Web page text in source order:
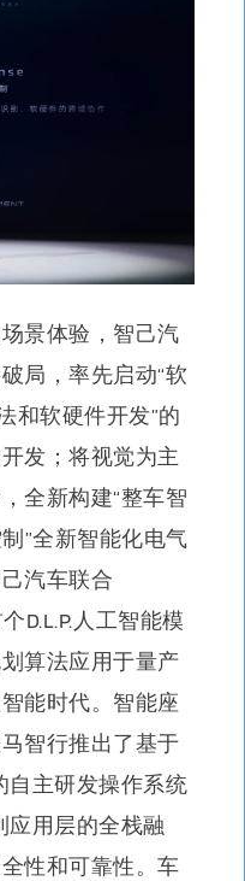
景体验， 智己汽
局，率先启动“软
和软硬件开发”的
发 ；将视觉为主
全新构建“整车智
”全新智能化电气
汽车联合
D.L.P.人工智能模
算法应用于量产
能时代。智能座
智行推出了基于
自主研发操作系统
应用层的全栈融
性和可靠性。车